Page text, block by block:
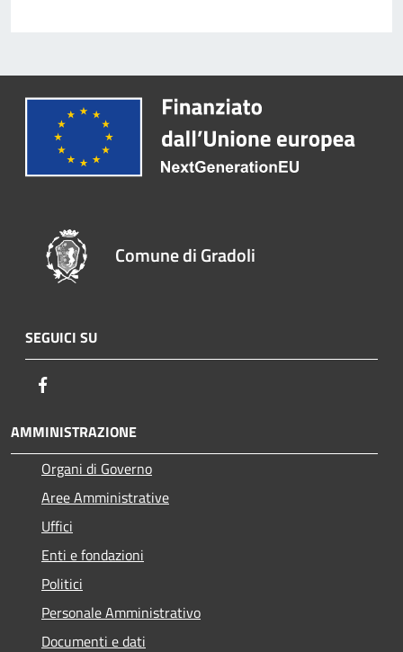
Comune di Gradoli
SEGUICI SU
AMMINISTRAZIONE
Organi di Governo
Aree Amministrative
Uffici
Enti e fondazioni
Politici
Personale Amministrativo
Documenti e dati